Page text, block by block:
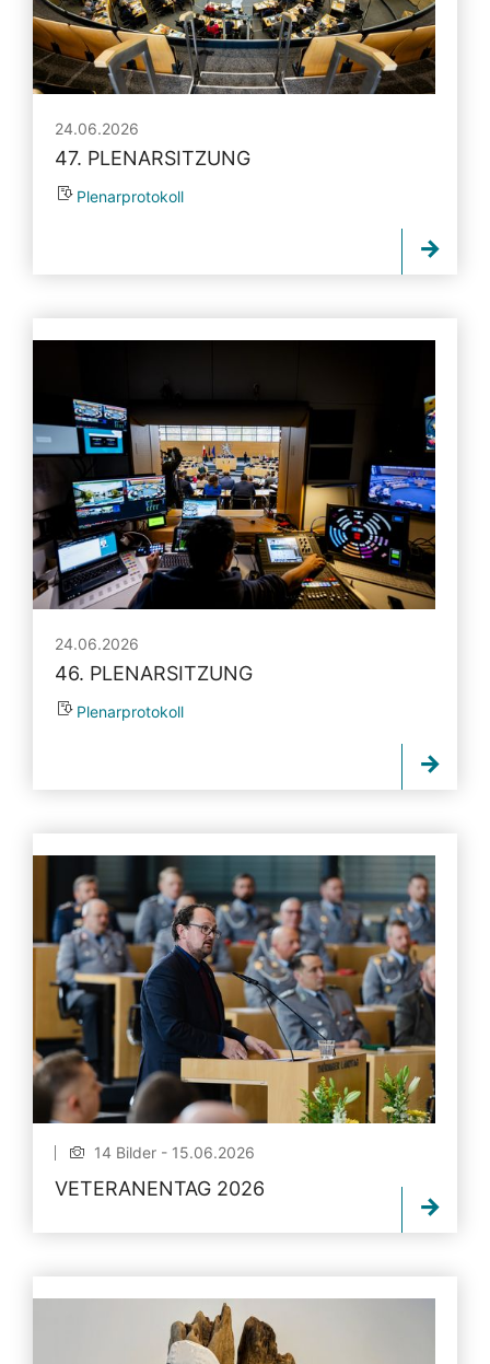
24.06.2026
47. PLENARSITZUNG
Plenarprotokoll
24.06.2026
46. PLENARSITZUNG
Plenarprotokoll
14 Bilder - 15.06.2026
VETERANENTAG 2026